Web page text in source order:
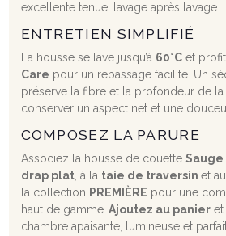
excellente tenue, lavage après lavage.
ENTRETIEN SIMPLIFIÉ
La housse se lave jusqu’à 60°Cet
Care pour un repassage facilité. Un
préserve la fibre et la profondeur de la
conserver un aspect net et une
COMPOSEZ LA PARURE
Associez la housse de couette Sauge
drap plat, à la taie de traversin et
la collection PREMIÈRE pour une
haut de gamme. Ajoutez au panieret
chambre apaisante, lumineuse et